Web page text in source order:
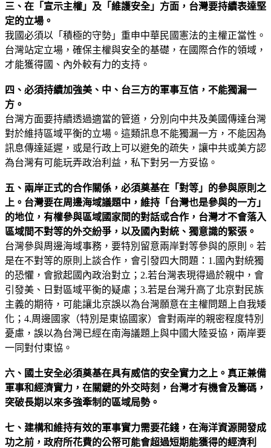
三、在「宣示主權」及「維護安全」方面，台灣要持續表達堅
定的立場。
我國必須以「積極的守勢」重申中華民國憲法的主權正當性。
台灣站定立場，確保主權與安全的基礎，在國際合作的領域，
才能獲得國、內外較有力的支持。
四、必須持續加強美、中、台三方的軍事互信，不能獨漏一
方。
台灣方面要持續透過適當的管道，分別向中共及美國傳達台灣
對於維持區域平衡的立場。這類訊息不能獨漏一方，不能因為
訊息傳達延遲，或是行政上可以避免的疏失，讓中共或美方認
為台灣有可能玩弄政治利益，私下對另一方妥協。
五 、兩岸正式的合作關係，必須奠基在「對等」的參與原則之
上。台灣要在周邊海域議題中，維持 「台灣也是參與的一方」
的地位，有權參與區域國家間的對話或合作，台灣才不會落入
區域間不對等的外交紛爭，以及國內對統、獨意識的緊張。
台灣參與周邊海域事務，要特別留意兩岸對等參與的原則。若
是在不對等的原則上談合作，會引發四大問題：1.國內對統獨
的恐懼，會掀起國內政治對立；2.若台灣表現得過於親中，會
引發美、日對區域平衡的疑慮；3.若是台灣升高了北京對民族
主義的期待，可能讓北京誤以為台灣願意在主權問題上自我矮
化；4.周邊國家（特別是東協國家）會對兩岸的親密程度特別
憂慮，誤以為台灣已經在南海議題上與中國大陸妥協，兩岸要
一同對付東協。
六、國土安全必須奠基在具有威信的安全實力之上。真正兼備
軍事和經濟實力，在關鍵的外交時刻，台灣才有機會及籌碼，
突破長期以來多強牽制的區域局勢。
七、建構和維持有效的軍事實力需要花錢，在海洋資源開發成
功之前，政府所花費的公帑可能會超過短期能獲得的經濟利